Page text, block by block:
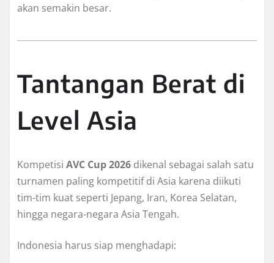
akan semakin besar.
Tantangan Berat di
Level Asia
Kompetisi AVC Cup 2026 dikenal sebagai salah satu
turnamen paling kompetitif di Asia karena diikuti
tim-tim kuat seperti Jepang, Iran, Korea Selatan,
hingga negara-negara Asia Tengah.
Indonesia harus siap menghadapi: